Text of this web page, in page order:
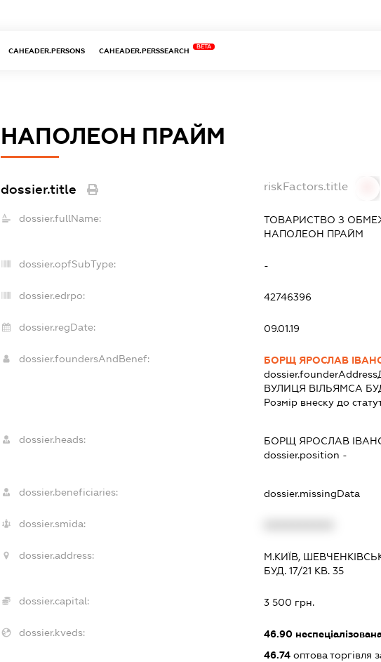
CAHEADER.PERSONS CAHEADER.PERSSEARCH
BETA
НАПОЛЕОН ПРАЙМ
dossier.title riskFactors.title
dossier.fullName:
ТОВАРИСТВО З
НАПОЛЕОН ПРАЙМ
dossier.opfSubType: -
dossier.edrpo: 42746396
dossier.regDate: 09.01.19
dossier.foundersAndBenef:
БОРЩ ЯРОСЛАВ
dossier.founderAddress
ВУЛИЦЯ ВІЛЬЯМСА
Розмір внеску до
dossier.heads: БОРЩ ЯРОСЛАВ
dossier.position -
dossier.beneficiaries: dossier.missingData
dossier.smida:
dossier.address:
М.КИЇВ,
БУД. 17/21 КВ. 35
dossier.capital: 3 500 грн.
dossier.kveds: 46.90
46.74оптова торгівля